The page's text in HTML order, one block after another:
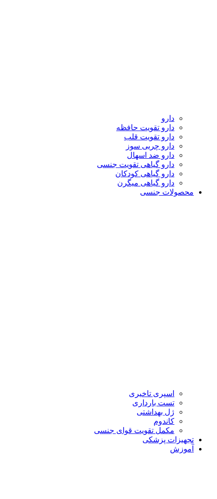
دارو
دارو تقویت حافظه
دارو تقویت قلب
دارو چربی سوز
دارو ضد اسهال
دارو گیاهی تقویت جنسی
دارو گیاهی کودکان
دارو گیاهی میگرن
محصولات جنسی
اسپری تاخیری
تست بارداری
ژل بهداشتی
کاندوم
مکمل تقویت قوای جنسی
تجهیزات پزشکی
آموزش